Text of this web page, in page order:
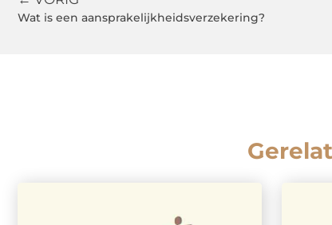
Wat is een aansprakelijkheidsverzekering?